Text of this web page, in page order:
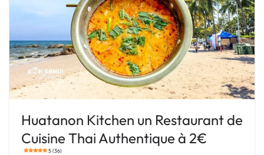
Huatanon Kitchen un Restaurant de
Cuisine Thai Authentique à 2€
5 (36)